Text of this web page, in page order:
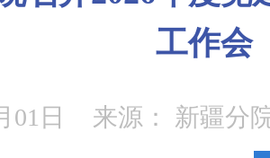
工作会
01日 来源： 新疆分